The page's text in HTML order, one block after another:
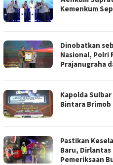
Kemenkum
Dinobatkan
Nasional, Polri
Prajanugraha
Kapolda
Bintara Brimob
Pastikan
Baru, Dirlantas
Pemeriksaan